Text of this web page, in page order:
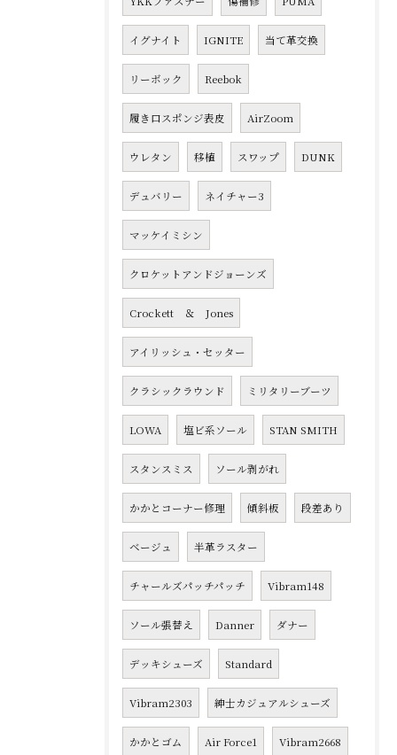
イグナイト IGNITE 当て革交換
リーボック Reebok
履き口スポンジ表皮 AirZoom
ウレタン 移植 スワップ DUNK
デュバリー ネイチャー3
マッケイミシン
クロケットアンドジョーンズ
Crockett ＆ Jones
アイリッシュ・セッター
クラシックラウンド ミリタリーブーツ
LOWA 塩ビ系ソール STAN SMITH
スタンスミス ソール剥がれ
かかとコーナー修理 傾斜板 段差あり
ベージュ 半革ラスター
チャールズパッチパッチ Vibram148
ソール張替え Danner ダナー
デッキシューズ Standard
Vibram2303 紳士カジュアルシューズ
かかとゴム Air Force1 Vibram2668